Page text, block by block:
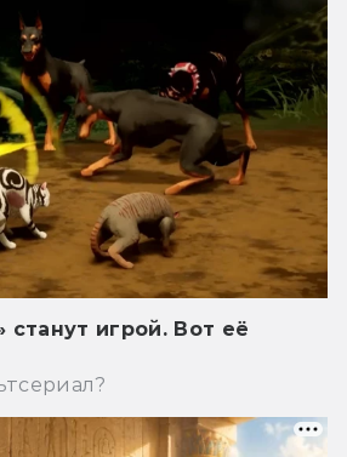
станут игрой. Вот её